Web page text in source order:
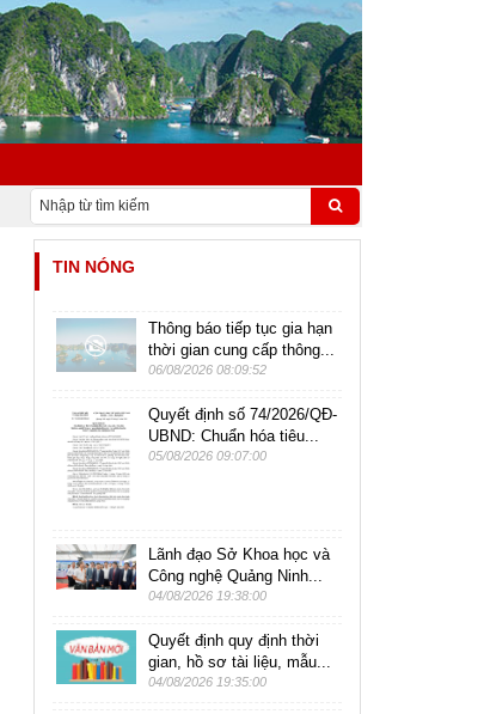
TIN NÓNG
Thông báo tiếp tục gia hạn
thời gian cung cấp thông...
06/08/2026 08:09:52
Quyết định số 74/2026/QĐ-
UBND: Chuẩn hóa tiêu...
05/08/2026 09:07:00
Lãnh đạo Sở Khoa học và
Công nghệ Quảng Ninh...
04/08/2026 19:38:00
Quyết định quy định thời
gian, hồ sơ tài liệu, mẫu...
04/08/2026 19:35:00